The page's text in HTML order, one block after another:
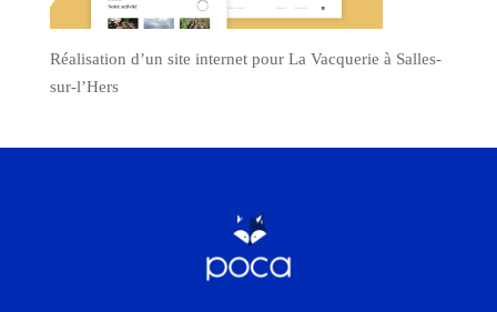
Réalisation d’un site internet pour La Vacquerie à Salles-
sur-l’Hers